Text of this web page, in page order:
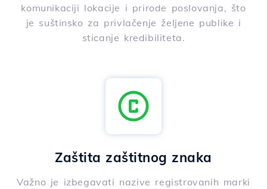
komunikaciji lokacije i prirode poslovanja, što
je suštinsko za privlačenje željene publike i
sticanje kredibiliteta.
Zaštita zaštitnog znaka
Važno je izbegavati nazive registrovanih marki